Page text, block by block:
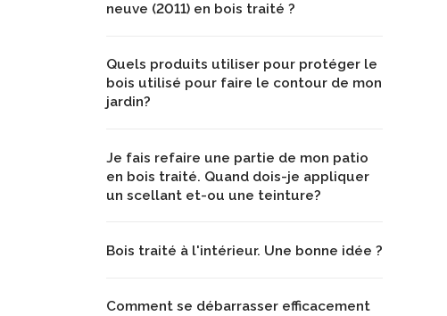
neuve (2011) en bois traité ?
Quels produits utiliser pour protéger le
bois utilisé pour faire le contour de mon
jardin?
Je fais refaire une partie de mon patio
en bois traité. Quand dois-je appliquer
un scellant et-ou une teinture?
Bois traité à l'intérieur. Une bonne idée ?
Comment se débarrasser efficacement